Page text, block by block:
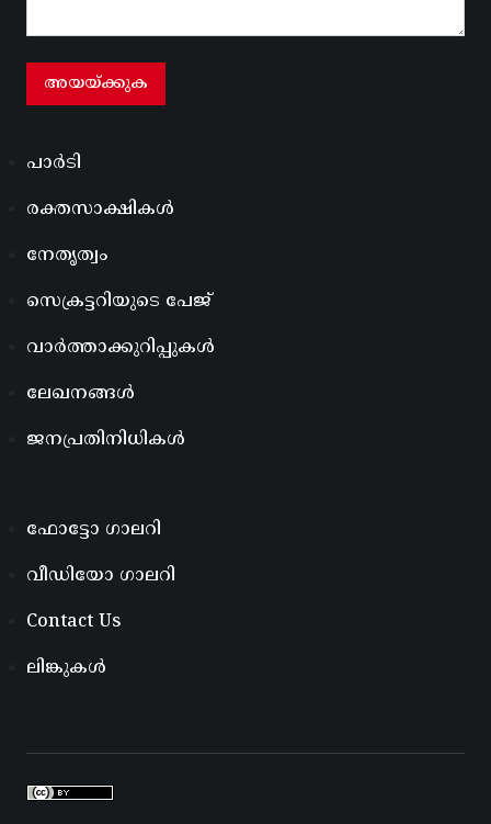
പാർടി
രക്തസാക്ഷികൾ
നേതൃത്വം
സെക്രട്ടറിയുടെ പേജ്
വാർത്താക്കുറിപ്പുകൾ
ലേഖനങ്ങൾ
ജനപ്രതിനിധികൾ
ഫോട്ടോ ഗാലറി
വീഡിയോ ഗാലറി
Contact Us
ലിങ്കുകൾ